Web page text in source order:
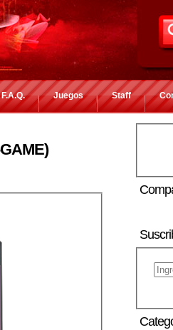
F.A.Q. Juegos Staff